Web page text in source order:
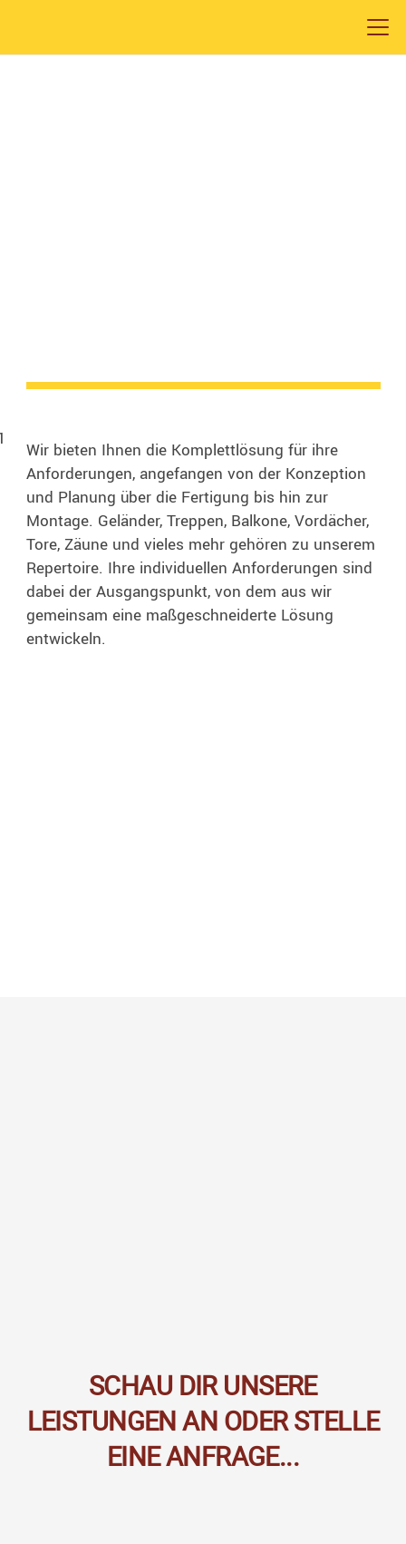
Wir bieten Ihnen die Komplettlösung für ihre
Anforderungen, angefangen von der Konzeption
und Planung über die Fertigung bis hin zur
Montage. Geländer, Treppen, Balkone, Vordächer,
Tore, Zäune und vieles mehr gehören zu unserem
Repertoire. Ihre individuellen Anforderungen sind
dabei der Ausgangspunkt, von dem aus wir
gemeinsam eine maßgeschneiderte Lösung
entwickeln.
SCHAU DIR UNSERE
LEISTUNGEN AN ODER STELLE
EINE ANFRAGE...